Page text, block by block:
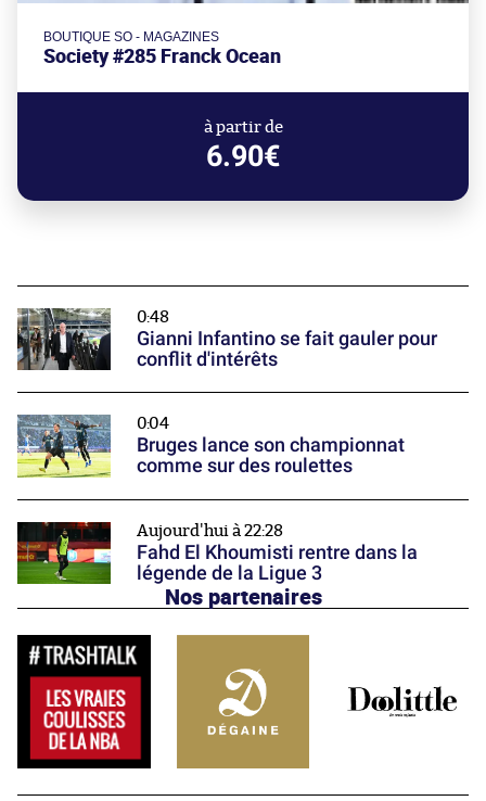
BOUTIQUE SO - MAGAZINES
Society #285 Franck Ocean
à partir de
6.90€
0:48
Gianni Infantino se fait gauler pour
conflit d'intérêts
0:04
Bruges lance son championnat
comme sur des roulettes
Aujourd'hui à 22:28
Fahd El Khoumisti rentre dans la
légende de la Ligue 3
Nos partenaires